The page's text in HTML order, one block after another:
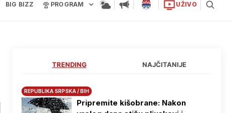
BIG BIZZ PROGRAM UŽIVO
TRENDING NAJČITANIJE
REPUBLIKA SRPSKA / BIH
Pripremite kišobrane: Nakon